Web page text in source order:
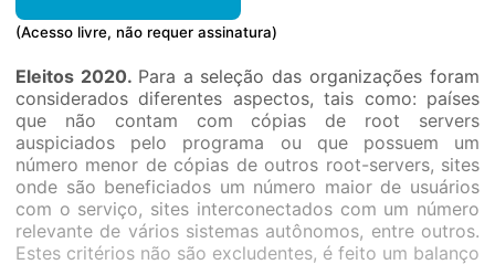
(Acesso livre, não requer assinatura)
Eleitos 2020. Para a seleção das organizações foram
considerados diferentes aspectos, tais como: países
que não contam com cópias de root servers
auspiciados pelo programa ou que possuem um
número menor de cópias de outros root-servers, sites
onde são beneficiados um número maior de usuários
com o serviço, sites interconectados com um número
relevante de vários sistemas autônomos, entre outros.
Estes critérios não são excludentes, é feito um balanço